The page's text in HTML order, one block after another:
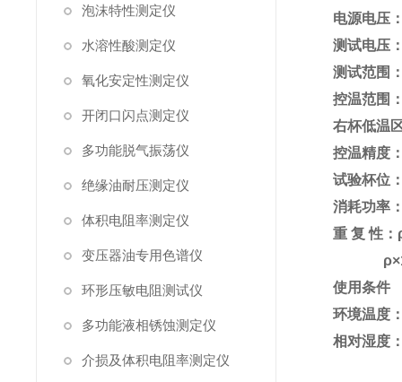
泡沫特性测定仪
水溶性酸测定仪
氧化安定性测定仪
开闭口闪点测定仪
多功能脱气振荡仪
绝缘油耐压测定仪
体积电阻率测定仪
变压器油专用色谱仪
环形压敏电阻测试仪
多功能液相锈蚀测定仪
介损及体积电阻率测定仪
电源电压
测试电压
测试范围
控温范围
右杯低温
控温精度
试验杯位
消耗功率
重 复 性
使用条件
环境温度
相对湿度